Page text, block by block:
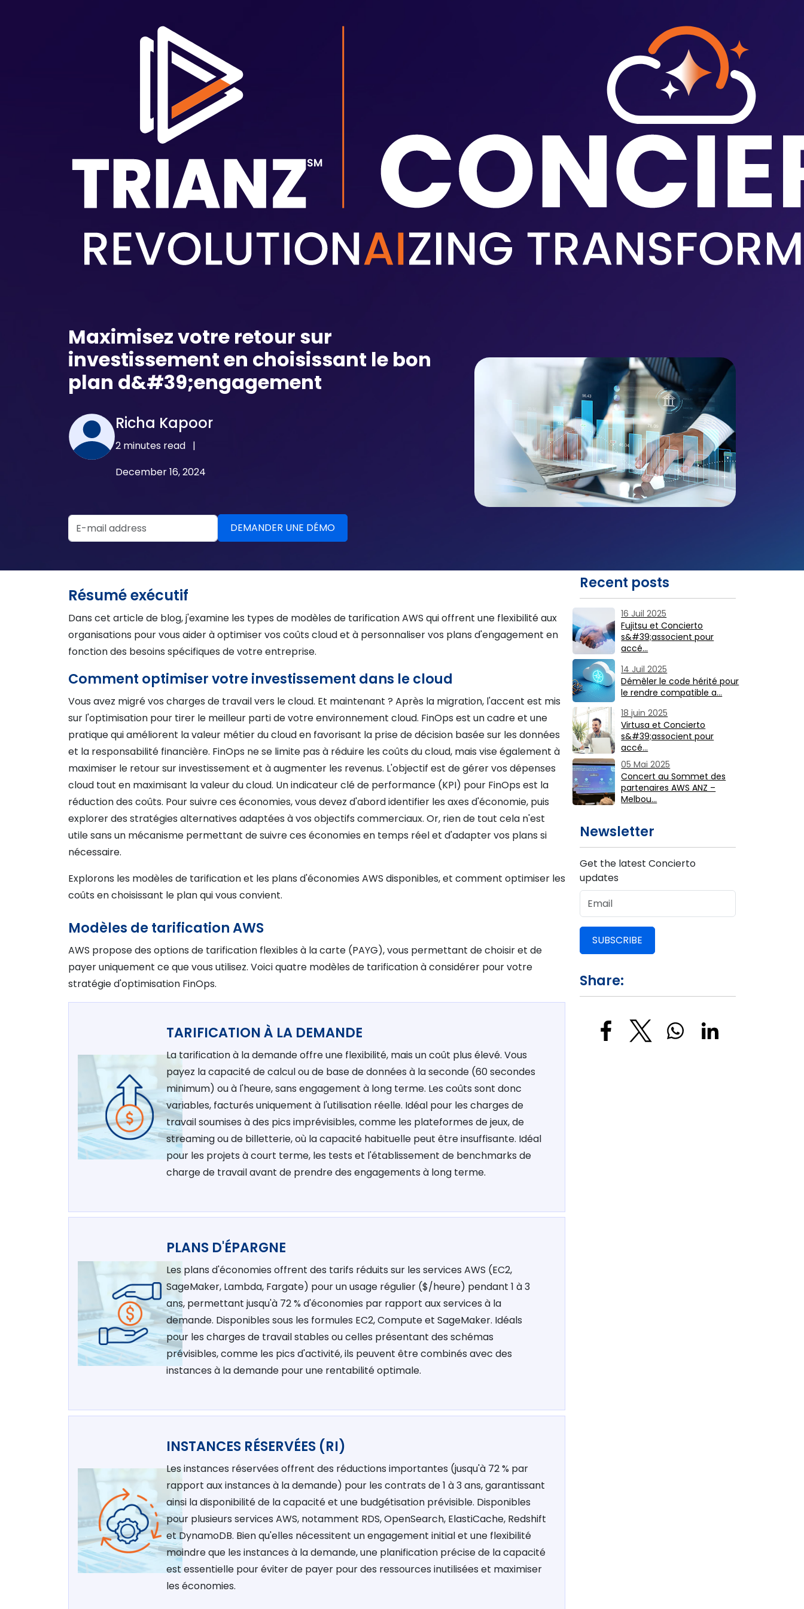
Maximisez votre retour sur
investissement en choisissant le bon
plan d&#39;engagement
Richa Kapoor
2 minutes read |
December 16, 2024
Email Address
Résumé exécutif
Dans cet article de blog, j'examine les types de modèles de tarification AWS qui offrent une flexibilité aux
organisations pour vous aider à optimiser vos coûts cloud et à personnaliser vos plans d'engagement en
fonction des besoins spécifiques de votre entreprise.
Comment optimiser votre investissement dans le cloud
Vous avez migré vos charges de travail vers le cloud. Et maintenant ? Après la migration, l'accent est mis
sur l'optimisation pour tirer le meilleur parti de votre environnement cloud. FinOps est un cadre et une
pratique qui améliorent la valeur métier du cloud en favorisant la prise de décision basée sur les données
et la responsabilité financière. FinOps ne se limite pas à réduire les coûts du cloud, mais vise également à
maximiser le retour sur investissement et à augmenter les revenus. L'objectif est de gérer vos dépenses
cloud tout en maximisant la valeur du cloud. Un indicateur clé de performance (KPI) pour FinOps est la
réduction des coûts. Pour suivre ces économies, vous devez d'abord identifier les axes d'économie, puis
explorer des stratégies alternatives adaptées à vos objectifs commerciaux. Or, rien de tout cela n'est
utile sans un mécanisme permettant de suivre ces économies en temps réel et d'adapter vos plans si
nécessaire.
Explorons les modèles de tarification et les plans d'économies AWS disponibles, et comment optimiser les
coûts en choisissant le plan qui vous convient.
Modèles de tarification AWS
AWS propose des options de tarification flexibles à la carte (PAYG), vous permettant de choisir et de
payer uniquement ce que vous utilisez. Voici quatre modèles de tarification à considérer pour votre
stratégie d'optimisation FinOps.
TARIFICATION À LA DEMANDE
La tarification à la demande offre une flexibilité, mais un coût plus élevé. Vous
payez la capacité de calcul ou de base de données à la seconde (60 secondes
minimum) ou à l'heure, sans engagement à long terme. Les coûts sont donc
variables, facturés uniquement à l'utilisation réelle. Idéal pour les charges de
travail soumises à des pics imprévisibles, comme les plateformes de jeux, de
streaming ou de billetterie, où la capacité habituelle peut être insuffisante. Idéal
pour les projets à court terme, les tests et l'établissement de benchmarks de
charge de travail avant de prendre des engagements à long terme.
PLANS D'ÉPARGNE
Les plans d'économies offrent des tarifs réduits sur les services AWS (EC2,
SageMaker, Lambda, Fargate) pour un usage régulier ($/heure) pendant 1 à 3
ans, permettant jusqu'à 72 % d'économies par rapport aux services à la
demande. Disponibles sous les formules EC2, Compute et SageMaker. Idéals
pour les charges de travail stables ou celles présentant des schémas
prévisibles, comme les pics d'activité, ils peuvent être combinés avec des
instances à la demande pour une rentabilité optimale.
INSTANCES RÉSERVÉES (RI)
Les instances réservées offrent des réductions importantes (jusqu'à 72 % par
rapport aux instances à la demande) pour les contrats de 1 à 3 ans, garantissant
ainsi la disponibilité de la capacité et une budgétisation prévisible. Disponibles
pour plusieurs services AWS, notamment RDS, OpenSearch, ElastiCache, Redshift
et DynamoDB. Bien qu'elles nécessitent un engagement initial et une flexibilité
moindre que les instances à la demande, une planification précise de la capacité
est essentielle pour éviter de payer pour des ressources inutilisées et maximiser
les économies.
Recent posts
16 Juil 2025
Fujitsu et Concierto
s&#39;associent pour
accé…
14 Juil 2025
Démêler le code hérité pour
le rendre compatible a…
18 juin 2025
Virtusa et Concierto
s&#39;associent pour
accé…
05 Mai 2025
Concert au Sommet des
partenaires AWS ANZ –
Melbou…
Newsletter
Get the latest Concierto
updates
SUBSCRIBE
Share: